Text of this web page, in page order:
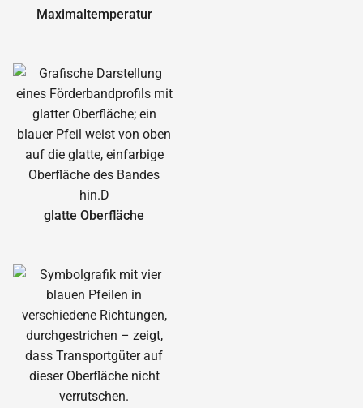
Maximal­temperatur
glatte Oberfläche